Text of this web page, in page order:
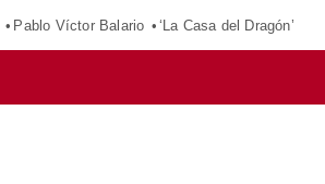
Pablo Víctor Balario ‘La Casa del Dragón’